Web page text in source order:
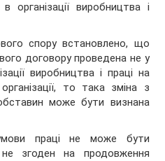
організації виробництва і
спору встановлено, що
договору проведена не у
виробництва і праці на
то така зміна з
може бути визнана
праці не може бути
згоден на продовження